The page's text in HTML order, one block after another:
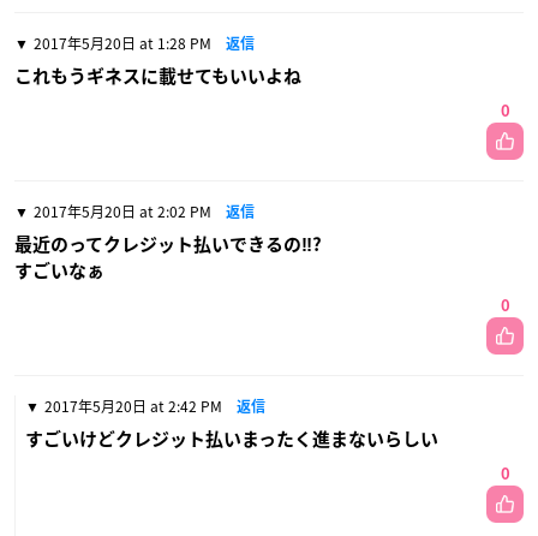
2017年5月20日 at 1:28 PM 返信
これもうギネスに載せてもいいよね
0
2017年5月20日 at 2:02 PM 返信
最近のってクレジット払いできるの‼?
すごいなぁ
0
2017年5月20日 at 2:42 PM 返信
すごいけどクレジット払いまったく進まないらしい
0